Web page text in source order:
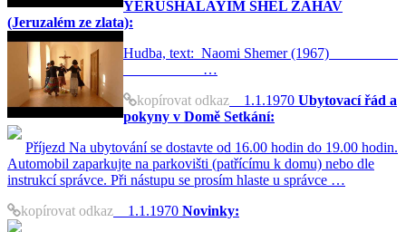
YERUSHALAYIM SHEL ZAHAV
(Jeruzalém ze zlata):
Hudba, text: Naomi Shemer (1967)
…
kopírovat odkaz 1.1.1970 Ubytovací řád a
pokyny v Domě Setkání:
Příjezd Na ubytování se dostavte od 16.00 hodin do 19.00 hodin.
Automobil zaparkujte na parkovišti (patřícímu k domu) nebo dle
instrukcí správce. Při nástupu se prosím hlaste u správce …
kopírovat odkaz 1.1.1970 Novinky: